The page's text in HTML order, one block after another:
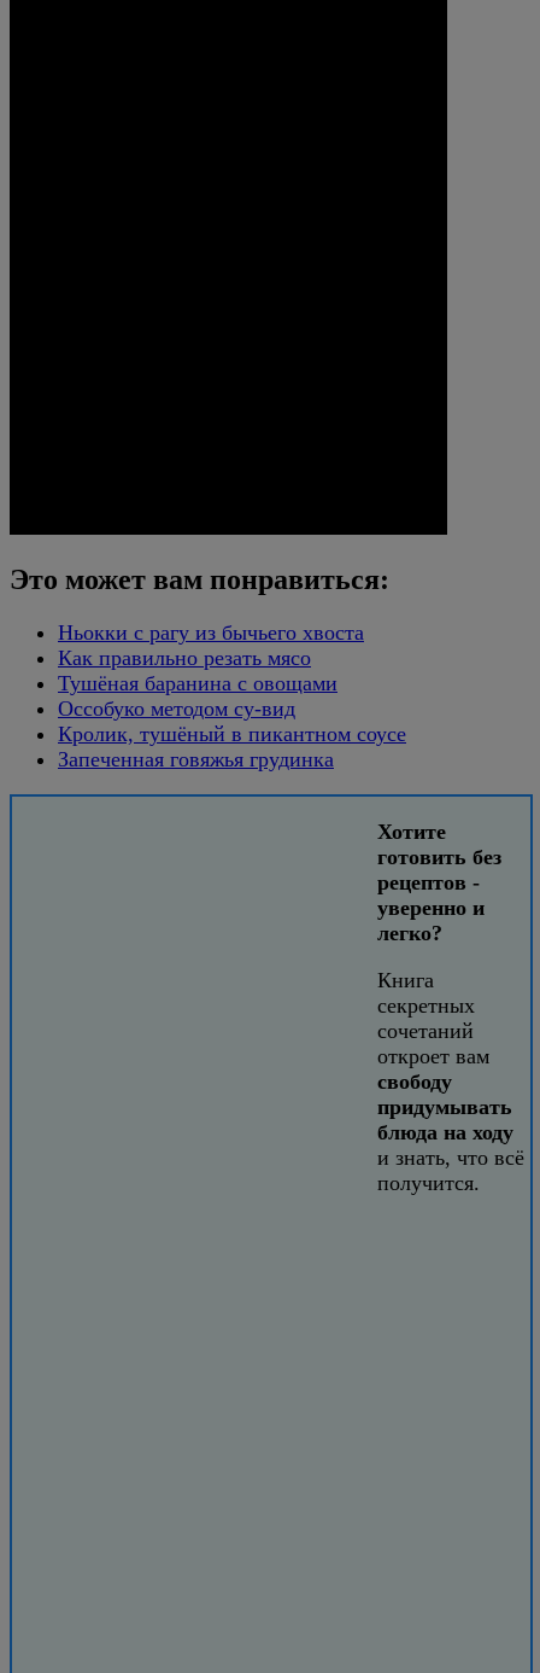
Это может вам понравиться:
Ньокки с рагу из бычьего хвоста
Как правильно резать мясо
Тушёная баранина с овощами
Оссобуко методом су-вид
Кролик, тушёный в пикантном соусе
Запеченная говяжья грудинка
Хотите
готовить без
рецептов -
уверенно и
легко?
Книга
секретных
сочетаний
откроет вам
свободу
придумывать
блюда на ходу
и знать, что всё
получится.